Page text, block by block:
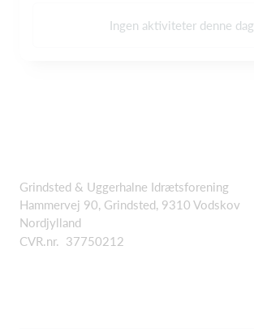
Ingen aktiviteter denne dag
Grindsted & Uggerhalne Idrætsforening
Hammervej 90, Grindsted, 9310 Vodskov
Nordjylland
CVR.nr. 37750212